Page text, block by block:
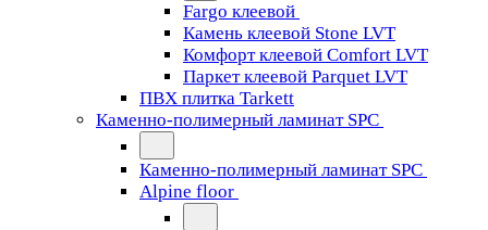
Fargo клеевой
Камень клеевой Stone LVT
Комфорт клеевой Comfort LVT
Паркет клеевой Parquet LVT
ПВХ плитка Tarkett
Каменно-полимерный ламинат SPC
Каменно-полимерный ламинат SPC
Alpine floor